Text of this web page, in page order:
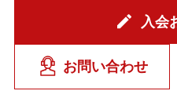
入会
お問い合わせ